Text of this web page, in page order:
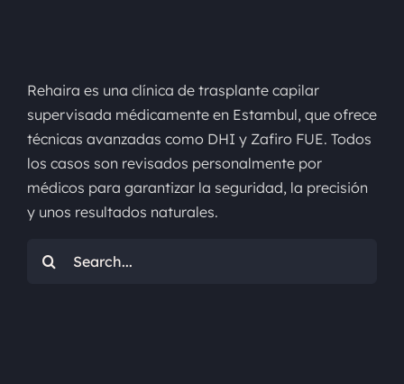
Rehaira es una clínica de trasplante capilar
supervisada médicamente en Estambul, que ofrece
técnicas avanzadas como DHI y Zafiro FUE. Todos
los casos son revisados personalmente por
médicos para garantizar la seguridad, la precisión
y unos resultados naturales.